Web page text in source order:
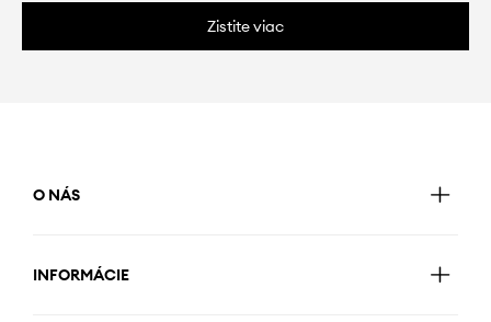
Zistite viac
O NÁS
INFORMÁCIE